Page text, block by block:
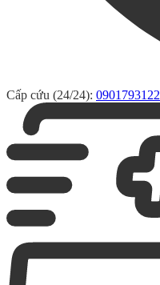
Cấp cứu (24/24): 0901793122